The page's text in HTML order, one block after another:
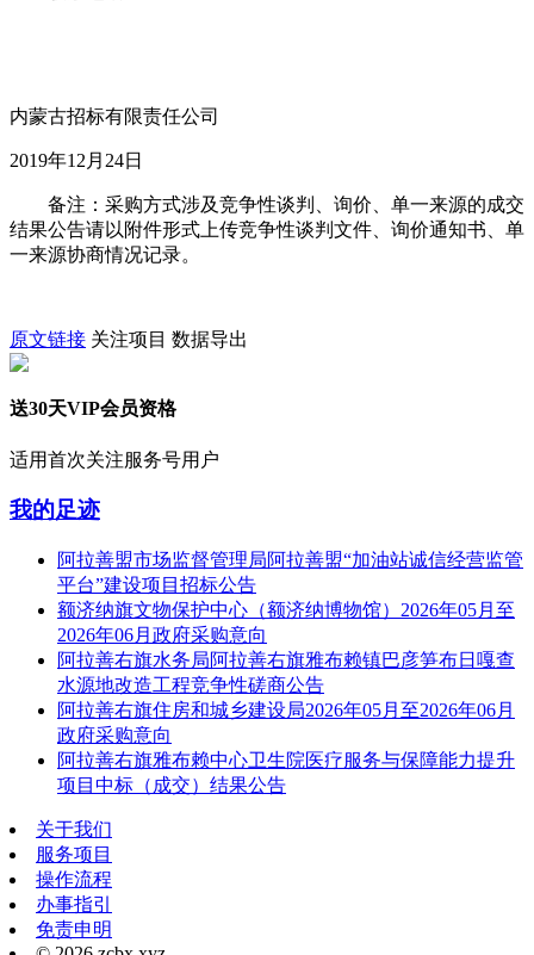
内蒙古招标有限责任公司
2019年12月24日
备注：采购方式涉及竞争性谈判、询价、单一来源的成交
结果公告请以附件形式上传竞争性谈判文件、询价通知书、单
一来源协商情况记录。
原文链接 关注项目 数据导出
送30天VIP会员资格
适用首次关注服务号用户
我的足迹
阿拉善盟市场监督管理局阿拉善盟“加油站诚信经营监管
平台”建设项目招标公告
额济纳旗文物保护中心（额济纳博物馆）2026年05月至
2026年06月政府采购意向
阿拉善右旗水务局阿拉善右旗雅布赖镇巴彦笋布日嘎查
水源地改造工程竞争性磋商公告
阿拉善右旗住房和城乡建设局2026年05月至2026年06月
政府采购意向
阿拉善右旗雅布赖中心卫生院医疗服务与保障能力提升
项目中标（成交）结果公告
关于我们
服务项目
操作流程
办事指引
免责申明